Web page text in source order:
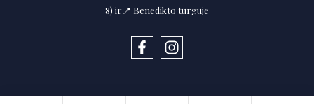
8) ir📍 Benedikto turguje